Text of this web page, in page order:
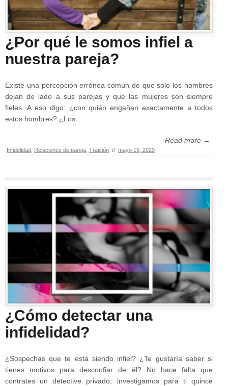
¿Por qué le somos infiel a
nuestra pareja?
Existe una percepción errónea común de que solo los hombres
dejan de lado a sus parejas y que las mujeres son siempre
fieles. A eso digo: ¿con quién engañan exactamente a todos
estos hombres? ¿Los…
Read more →
Infidelidad Relaciones de pareja Traición // mayo 19, 2020
¿Cómo detectar una
infidelidad?
¿Sospechas que te está siendo infiel? ¿Te gustaría saber si
tienes motivos para desconfiar de él? No hace falta que
contrates un detective privado, investigamos para ti quince